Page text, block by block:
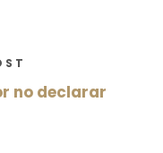
no declarar